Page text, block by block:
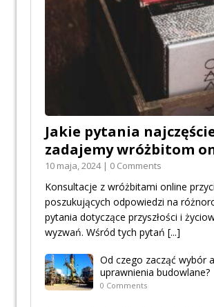
Jakie pytania
zadajemy wróżbitom
10 maja, 2024 | 0 Comments
Konsultacje z wróżbitami online
poszukujących odpowiedzi na
pytania dotyczące przyszłości i
wyzwań. Wśród tych pytań [...]
Od czego zacząć wybór
uprawnienia budowlane?
0 Comments